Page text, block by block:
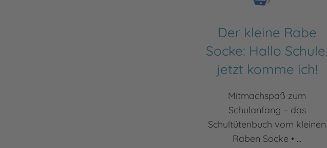
Der kleine Rabe
Socke: Hallo Schule,
jetzt komme ich!
Mitmachspaß zum
Schulanfang – das
Schultütenbuch vom kleinen
Raben Socke • ...